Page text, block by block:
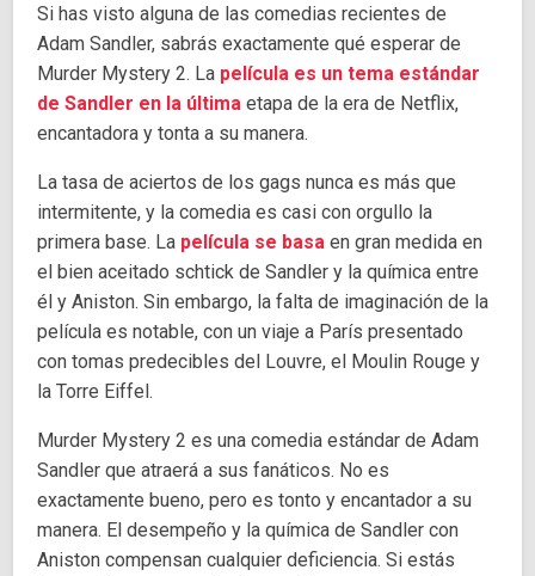
Si has visto alguna de las comedias recientes de
Adam Sandler, sabrás exactamente qué esperar de
Murder Mystery 2. La película es un tema estándar
de Sandler en la última etapa de la era de Netflix,
encantadora y tonta a su manera.
La tasa de aciertos de los gags nunca es más que
intermitente, y la comedia es casi con orgullo la
primera base. La película se basa en gran medida en
el bien aceitado schtick de Sandler y la química entre
él y Aniston. Sin embargo, la falta de imaginación de la
película es notable, con un viaje a París presentado
con tomas predecibles del Louvre, el Moulin Rouge y
la Torre Eiffel.
Murder Mystery 2 es una comedia estándar de Adam
Sandler que atraerá a sus fanáticos. No es
exactamente bueno, pero es tonto y encantador a su
manera. El desempeño y la química de Sandler con
Aniston compensan cualquier deficiencia. Si estás